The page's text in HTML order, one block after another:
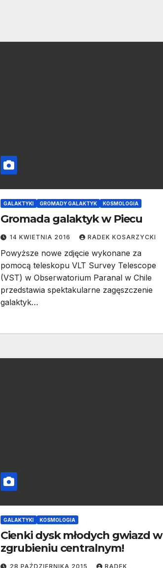
GALAKTYKI GROMADY GALAKTYK KOSMOLOGIA
Gromada galaktyk w Piecu
14 KWIETNIA 2016 RADEK KOSARZYCKI
Powyższe nowe zdjęcie wykonane za
pomocą teleskopu VLT Survey Telescope
(VST) w Obserwatorium Paranal w Chile
przedstawia spektakularne zagęszczenie
galaktyk…
GALAKTYKI KOSMOLOGIA
Cienki dysk młodych gwiazd w
zgrubieniu centralnym!
28 PAŹDZIERNIKA 2015 RADEK